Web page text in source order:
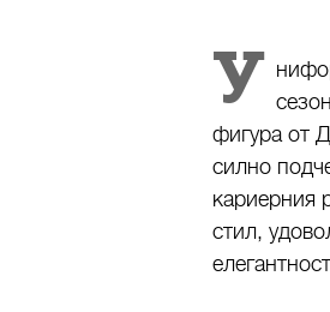
У
фигура от
силно
кариерния
стил,